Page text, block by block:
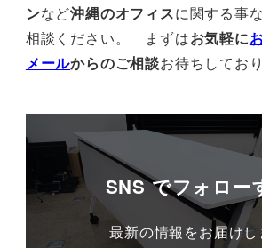
ンなど沖縄のオフィスに関する事
相談ください。 まずはお気軽に
メールからのご相談お待ちしており
SNS でフォロー
最新の情報をお届けし